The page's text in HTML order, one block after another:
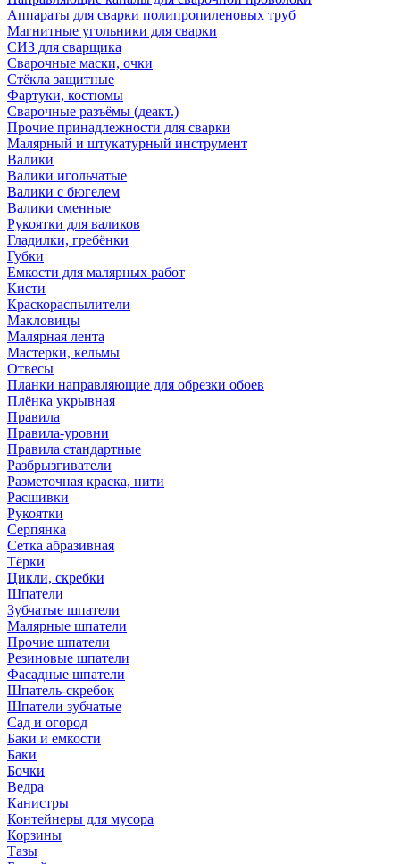
Аппараты для сварки полипропиленовых труб
Магнитные угольники для сварки
СИЗ для сварщика
Сварочные маски, очки
Стёкла защитные
Фартуки, костюмы
Сварочные разъёмы (деакт.)
Прочие принадлежности для сварки
Малярный и штукатурный инструмент
Валики
Валики игольчатые
Валики с бюгелем
Валики сменные
Рукоятки для валиков
Гладилки, гребёнки
Губки
Емкости для малярных работ
Кисти
Краскораспылители
Макловицы
Малярная лента
Мастерки, кельмы
Отвесы
Планки направляющие для обрезки обоев
Плёнка укрывная
Правила
Правила-уровни
Правила стандартные
Разбрызгиватели
Разметочная краска, нити
Расшивки
Рукоятки
Серпянка
Сетка абразивная
Тёрки
Цикли, скребки
Шпатели
Зубчатые шпатели
Малярные шпатели
Прочие шпатели
Резиновые шпатели
Фасадные шпатели
Шпатель-скребок
Шпатели зубчатые
Сад и огород
Баки и емкости
Баки
Бочки
Ведра
Канистры
Контейнеры для мусора
Корзины
Тазы